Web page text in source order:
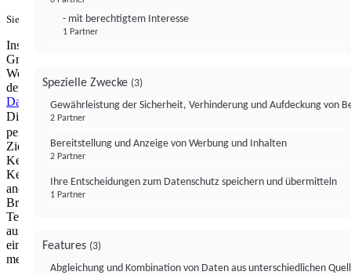
Sie haben ein PUR-Abo?Hier anmelden.
Institutional Money mit Werbung: Wir nutzen aus wirtschaftlichen
Gründen die Möglichkeit, unsere Webseite Dritten als digitalen
Werbeplatz zur Verfügung zu stellen. Über Verarbeitungen, die in
der Verantwortung von uns liegen, können Sie sich in unserer
Datenschutzerklärungnäher informieren.Zur Bereitstellung unserer
Dienste nutzen wir Technologien von
personalisierte Werbung, Messung von Werbeleistung und
Zielgruppenforschung. Cookies, Endgeräte- oder ähnliche Online-
Kennungen (z. B. login-basierte Kennungen, zufällig generierte
Kennungen, netzwerkbasierte Kennungen) können zusammen mit
anderen Informationen (z. B. Browsertyp und
Browserinformationen, Sprache, Bildschirmgröße, unterstützte
Technologien usw.) auf Ihrem Endgerät gespeichert oder von dort
ausgelesen werden, um es jedes Mal wiederzuerkennen, wenn es
eine App oder einer Webseite aufruft. Dies geschieht für einen oder
mehrere der hier aufgeführten Verarbeitungszwecke.
- mit berechtigtem Interesse
1 Partner
Spezielle Zwecke (3)
Gewährleistung der Sicherheit, Verhinderung und Aufdeckung von
2 Partner
Bereitstellung und Anzeige von Werbung und Inhalten
2 Partner
Ihre Entscheidungen zum Datenschutz speichern und übermitteln
1 Partner
Features (3)
Abgleichung und Kombination von Daten aus unterschiedlichen